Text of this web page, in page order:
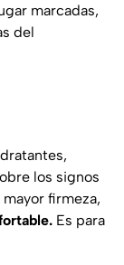
marcadas,
del
los signos
firmeza,
Es para